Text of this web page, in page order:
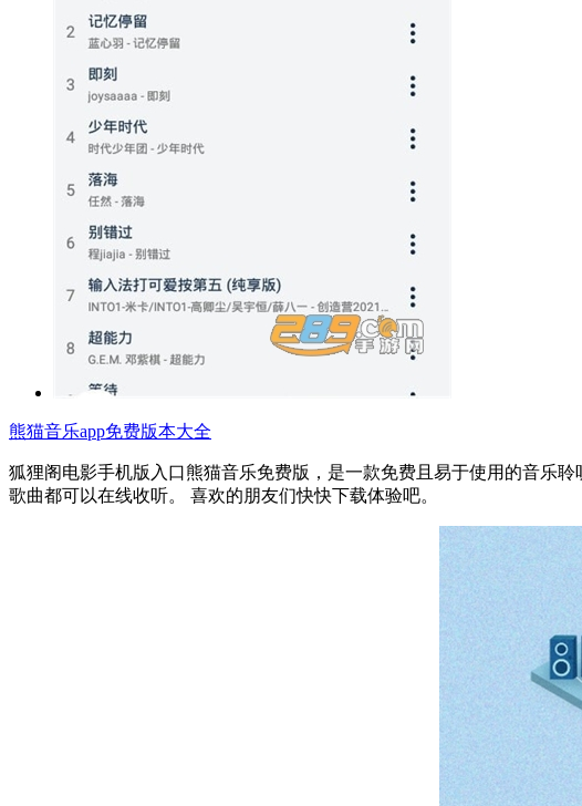
熊猫音乐app免费版本大全
狐狸阁电影手机版入口熊猫音乐免费版，是一款免费且易于使用的音乐
歌曲都可以在线收听。 喜欢的朋友们快快下载体验吧。